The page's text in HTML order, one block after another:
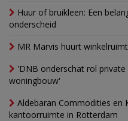
Huur of bruikleen: Een
onderscheid
MR Marvis huurt
'DNB onderschat rol private
woningbouw'
Aldebaran Commodities en
kantoorruimte in Rotterdam